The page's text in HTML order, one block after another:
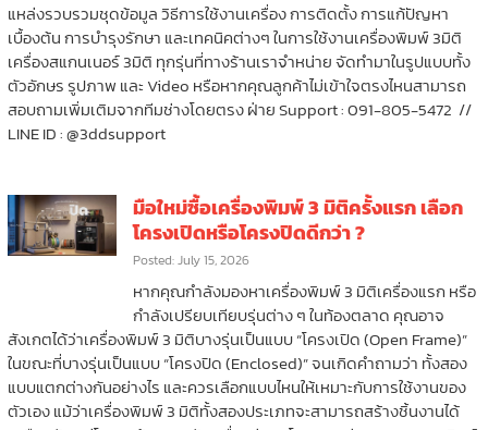
แหล่งรวบรวมชุดข้อมูล วิธีการใช้งานเครื่อง การติดตั้ง การแก้ปัญหา
เบื้องต้น การบำรุงรักษา และเทคนิคต่างๆ ในการใช้งานเครื่องพิมพ์ 3มิติ
เครื่องสแกนเนอร์ 3มิติ ทุกรุ่นที่ทางร้านเราจำหน่าย จัดทำมาในรูปแบบทั้ง
ตัวอักษร รูปภาพ และ Video หรือหากคุณลูกค้าไม่เข้าใจตรงไหนสามารถ
สอบถามเพิ่มเติมจากทีมช่างโดยตรง ฝ่าย Support : 091-805-5472 //
LINE ID : @3ddsupport
มือใหม่ซื้อเครื่องพิมพ์ 3 มิติครั้งแรก เลือก
โครงเปิดหรือโครงปิดดีกว่า ?
Posted: July 15, 2026
หากคุณกำลังมองหาเครื่องพิมพ์ 3 มิติเครื่องแรก หรือ
กำลังเปรียบเทียบรุ่นต่าง ๆ ในท้องตลาด คุณอาจ
สังเกตได้ว่าเครื่องพิมพ์ 3 มิติบางรุ่นเป็นแบบ “โครงเปิด (Open Frame)”
ในขณะที่บางรุ่นเป็นแบบ “โครงปิด (Enclosed)” จนเกิดคำถามว่า ทั้งสอง
แบบแตกต่างกันอย่างไร และควรเลือกแบบไหนให้เหมาะกับการใช้งานของ
ตัวเอง แม้ว่าเครื่องพิมพ์ 3 มิติทั้งสองประเภทจะสามารถสร้างชิ้นงานได้